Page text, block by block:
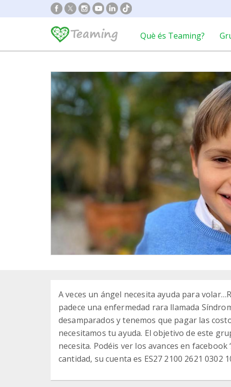
Què és Teaming?
A veces un ángel necesita ayuda para
padece una enfermedad rara llamada
desamparados y tenemos que pagar las
necesitamos tu ayuda. El objetivo de este
necesita. Podéis ver los avances en facebook
cantidad, su cuenta es ES27 2100 2621 0302